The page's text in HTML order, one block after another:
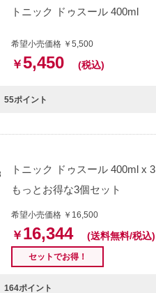
トニック ドゥスール 400ml
希望小売価格 ￥5,500
￥5,450 (税込)
55ポイント
トニック ドゥスール 400ml x 3
もっとお得な3個セット
希望小売価格 ￥16,500
￥ 16,344 (送料無料/税込)
セットでお得！
164ポイント